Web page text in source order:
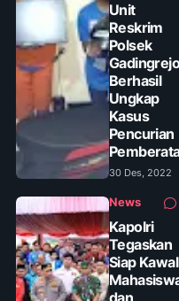
Unit
Reskrim
Polsek
Berhasil
Ungkap
Kasus
Pencurian
30 Des, 2022
News
Kapolri
Tegaskan
Siap Kawal